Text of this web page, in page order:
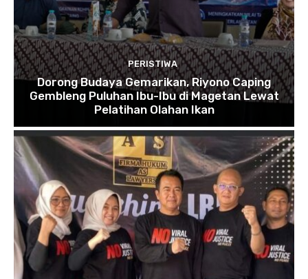
PERISTIWA
Dorong Budaya Gemarikan, Riyono Caping
Gembleng Puluhan Ibu-Ibu di Magetan Lewat
Pelatihan Olahan Ikan